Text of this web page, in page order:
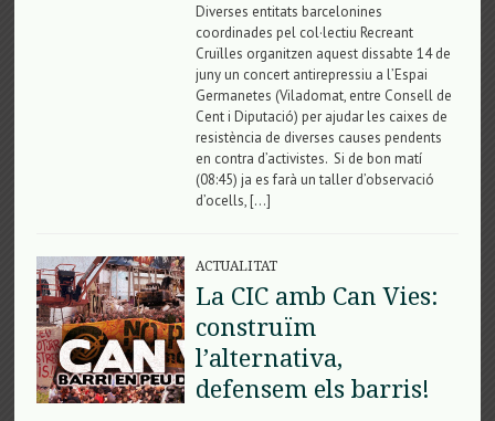
Diverses entitats barcelonines
coordinades pel col·lectiu Recreant
Cruïlles organitzen aquest dissabte 14 de
juny un concert antirepressiu a l’Espai
Germanetes (Viladomat, entre Consell de
Cent i Diputació) per ajudar les caixes de
resistència de diverses causes pendents
en contra d’activistes. Si de bon matí
(08:45) ja es farà un taller d’observació
d’ocells, […]
ACTUALITAT
La CIC amb Can Vies:
construïm
l’alternativa,
defensem els barris!